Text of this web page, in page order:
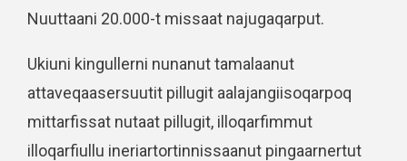
Nuuttaani 20.000-t missaat najugaqarput.
Ukiuni kingullerni nunanut tamalaanut
attaveqaasersuutit pillugit aalajangiisoqarpoq
mittarfissat nutaat pillugit, illoqarfimmut
illoqarfiullu ineriartortinnissaanut pingaarnertut